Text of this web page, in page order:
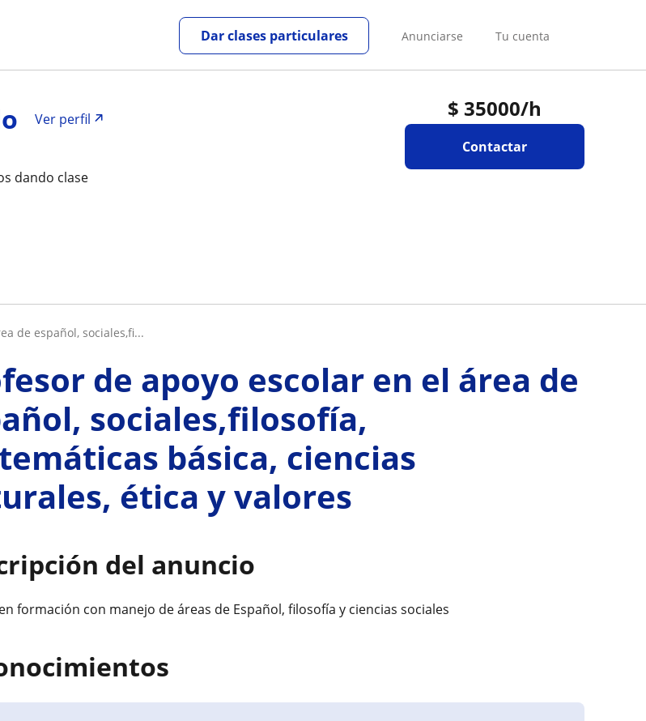
Anunciarse Tu cuenta
Dar clases particulares
$ 35000/h
Contactar
Ver perfil
dando clase
de español, sociales,fi...
de apoyo escolar en el área de
sociales,filosofía,
básica, ciencias
ética y valores
del anuncio
formación con manejo de áreas de Español, filosofía y ciencias sociales